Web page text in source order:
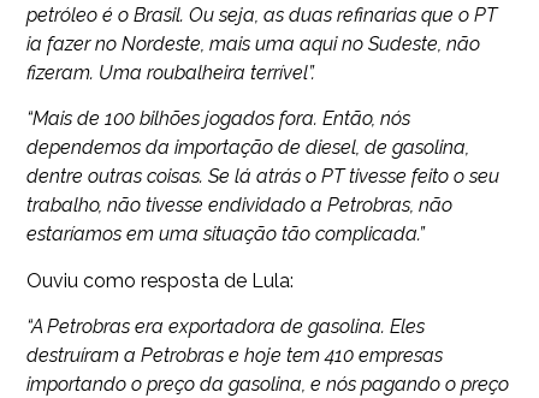
petróleo é o Brasil. Ou seja, as duas refinarias que o PT
ia fazer no Nordeste, mais uma aqui no Sudeste, não
fizeram. Uma roubalheira terrível”.
“Mais de 100 bilhões jogados fora. Então, nós
dependemos da importação de diesel, de gasolina,
dentre outras coisas. Se lá atrás o PT tivesse feito o seu
trabalho, não tivesse endividado a Petrobras, não
estaríamos em uma situação tão complicada.”
Ouviu como resposta de Lula:
“A Petrobras era exportadora de gasolina. Eles
destruíram a Petrobras e hoje tem 410 empresas
importando o preço da gasolina, e nós pagando o preço